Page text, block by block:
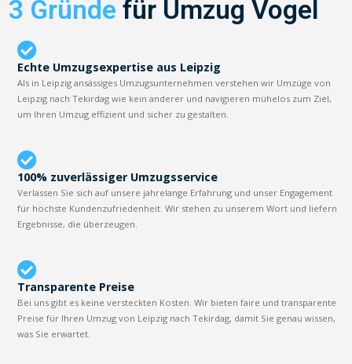
3 Gründe für Umzug Vogel
Echte Umzugsexpertise aus Leipzig
Als in Leipzig ansässiges Umzugsunternehmen verstehen wir Umzüge von
Leipzig nach Tekirdag wie kein anderer und navigieren mühelos zum Ziel,
um Ihren Umzug effizient und sicher zu gestalten.
100% zuverlässiger Umzugsservice
Verlassen Sie sich auf unsere jahrelange Erfahrung und unser Engagement
für höchste Kundenzufriedenheit. Wir stehen zu unserem Wort und liefern
Ergebnisse, die überzeugen.
Transparente Preise
Bei uns gibt es keine versteckten Kosten. Wir bieten faire und transparente
Preise für Ihren Umzug von Leipzig nach Tekirdag, damit Sie genau wissen,
was Sie erwartet.